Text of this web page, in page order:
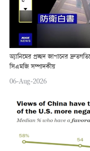
অ্যানিমের প্রচ্ছদ জাপানের
সিএমজি সম্পাদকীয়
06-Aug-2026